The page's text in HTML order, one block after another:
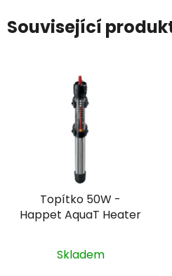
Související
Topítko 50W -
Happet AquaT Heater
Skladem